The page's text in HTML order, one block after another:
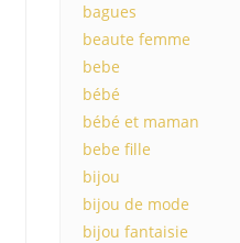
bagues
beaute femme
bebe
bébé
bébé et maman
bebe fille
bijou
bijou de mode
bijou fantaisie